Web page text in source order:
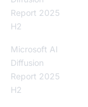
Report 2025
H2
Microsoft AI
Diffusion
Report 2025
H2